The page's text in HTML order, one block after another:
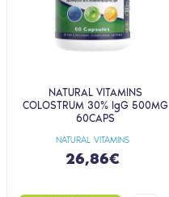
NATURAL VITAMINS
NATURAL VITAMINS
COLOSTRUM 30% IgG 500MG
60CAPS
26,86€